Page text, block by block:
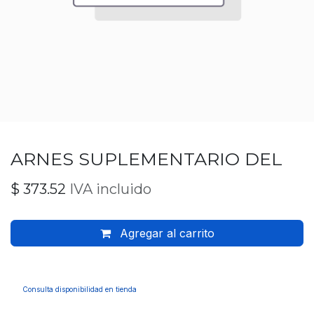
ARNES SUPLEMENTARIO DEL
$ 373.52 IVA incluido
Agregar al carrito
Consulta disponibilidad en tienda